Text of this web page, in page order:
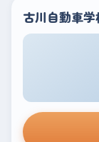
古川自動車学